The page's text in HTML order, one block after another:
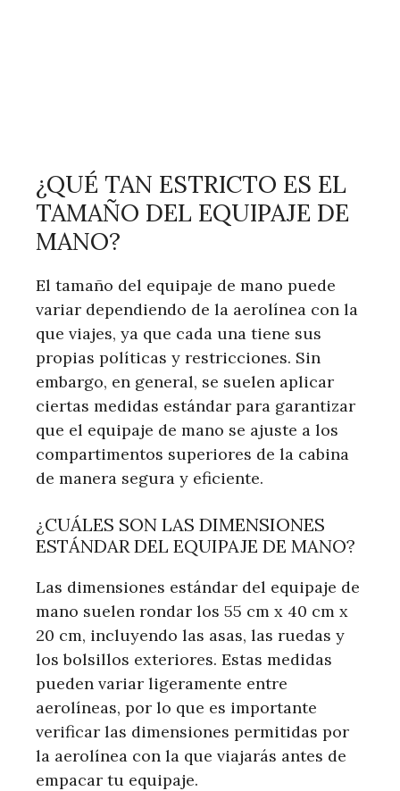
¿QUÉ TAN ESTRICTO ES EL
TAMAÑO DEL EQUIPAJE DE
MANO?
El tamaño del equipaje de mano puede
variar dependiendo de la aerolínea con la
que viajes, ya que cada una tiene sus
propias políticas y restricciones. Sin
embargo, en general, se suelen aplicar
ciertas medidas estándar para garantizar
que el equipaje de mano se ajuste a los
compartimentos superiores de la cabina
de manera segura y eficiente.
¿CUÁLES SON LAS DIMENSIONES
ESTÁNDAR DEL EQUIPAJE DE MANO?
Las dimensiones estándar del equipaje de
mano suelen rondar los 55 cm x 40 cm x
20 cm, incluyendo las asas, las ruedas y
los bolsillos exteriores. Estas medidas
pueden variar ligeramente entre
aerolíneas, por lo que es importante
verificar las dimensiones permitidas por
la aerolínea con la que viajarás antes de
empacar tu equipaje.